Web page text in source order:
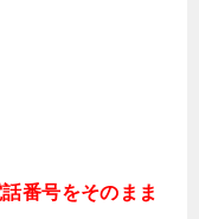
話番号をそのまま